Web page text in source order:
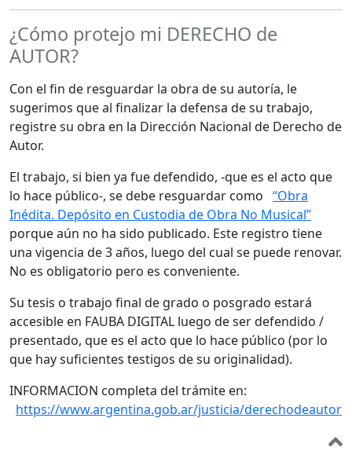
¿Cómo protejo mi DERECHO de
AUTOR?
Con el fin de resguardar la obra de su autoría, le
sugerimos que al finalizar la defensa de su trabajo,
registre su obra en la Dirección Nacional de Derecho de
Autor.
El trabajo, si bien ya fue defendido, -que es el acto que
lo hace público-, se debe resguardar como “Obra
Inédita. Depósito en Custodia de Obra No Musical”
porque aún no ha sido publicado. Este registro tiene
una vigencia de 3 años, luego del cual se puede renovar.
No es obligatorio pero es conveniente.
Su tesis o trabajo final de grado o posgrado estará
accesible en FAUBA DIGITAL luego de ser defendido /
presentado, que es el acto que lo hace público (por lo
que hay suficientes testigos de su originalidad).
INFORMACION completa del trámite en:
https://www.argentina.gob.ar/justicia/derechodeautor